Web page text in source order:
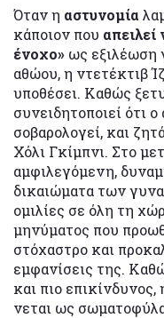
Όταν η αστυνομία
κάποιον που
ένοχο» ως εξιλέωση
αθώου, η ντετέκτιβ
υποθέσει. Καθώς
συνειδητοποιεί ότι
σοβαρολογεί, και
Χόλι Γκίμπνι. Στο
αμφιλεγόμενη,
δικαιώματα των
ομιλίες σε όλη τη
μηνύματος που
στόχαστρο και
εμφανίσεις της.
και πιο
νεται ως